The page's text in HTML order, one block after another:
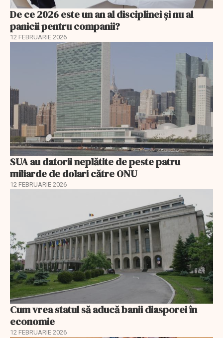
De ce 2026 este un an al disciplinei și nu al
panicii pentru companii?
12 FEBRUARIE 2026
SUA au datorii neplătite de peste patru
miliarde de dolari către ONU
12 FEBRUARIE 2026
Cum vrea statul să aducă banii diasporei în
economie
12 FEBRUARIE 2026